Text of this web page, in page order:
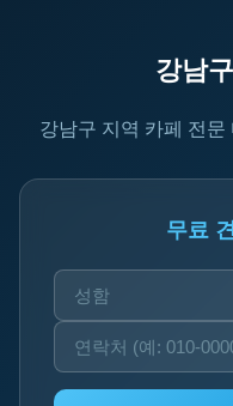
강남
강남구 지역 카페 전문
무료